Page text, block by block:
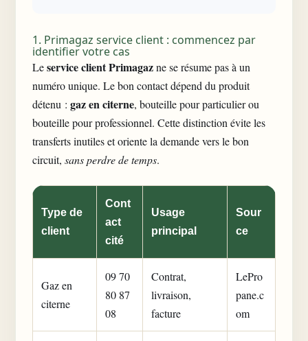
1. Primagaz service client : commencez par
identifier votre cas
Leservice client Primagazne se résume pas à un
numéro unique. Le bon contact dépend du produit
détenu : gaz en citerne, bouteille pour particulier ou
bouteille pour professionnel. Cette distinction évite les
transferts inutiles et oriente la demande vers le bon
circuit, sans perdre de temps.
Type de
client
Cont
act
cité
Usage
principal
Sour
ce
Gaz en
citerne
09 70
80 87
08
Contrat,
livraison,
facture
LePro
pane.c
om